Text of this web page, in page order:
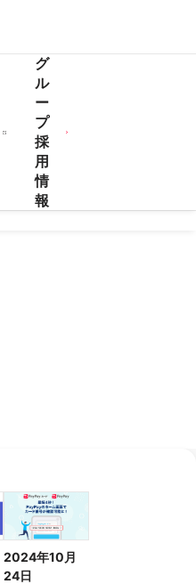
グ
ル
ー
プ
採
用
情
報
2024年10月
24日